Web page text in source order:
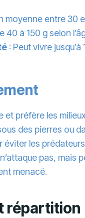
moyenne entre 30
40 à 150 g selon
: Peut vivre jusqu’à
et préfère les
des pierres ou
éviter les
pas, mais
menacé.
répartition